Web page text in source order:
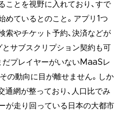
とを視野に入れており、すで
めているとのこと。アプリ1つ
索やチケット予約、決済などが
サブスクリプション契約も可
プレイヤーがいないMaaSレ
の動向に目が離せません。しか
通網が整っており、人口比でみ
が走り回っている日本の大都市